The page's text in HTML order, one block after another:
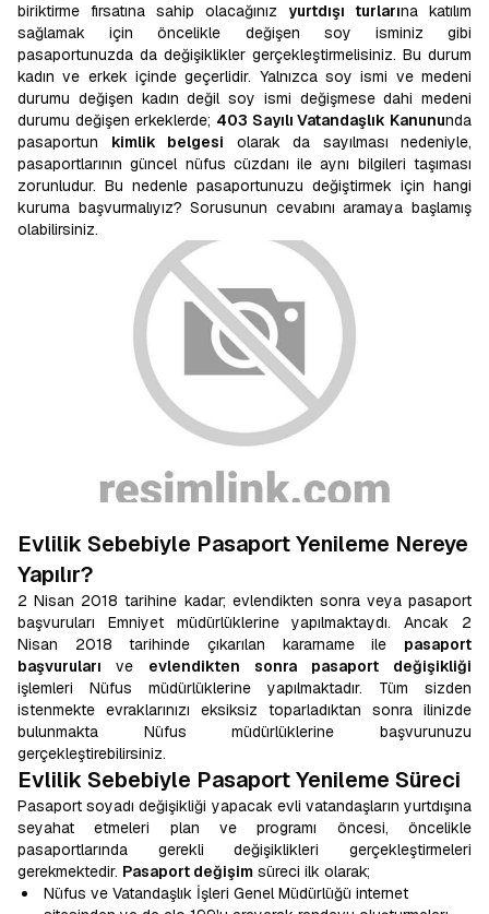
biriktirme fırsatına sahip olacağınız yurtdışı turlarına katılım
sağlamak için öncelikle değişen soy isminiz gibi
pasaportunuzda da değişiklikler gerçekleştirmelisiniz. Bu durum
kadın ve erkek içinde geçerlidir. Yalnızca soy ismi ve medeni
durumu değişen kadın değil soy ismi değişmese dahi medeni
durumu değişen erkeklerde; 403 Sayılı Vatandaşlık Kanununda
pasaportun kimlik belgesi olarak da sayılması nedeniyle,
pasaportlarının güncel nüfus cüzdanı ile aynı bilgileri taşıması
zorunludur. Bu nedenle pasaportunuzu değiştirmek için hangi
kuruma başvurmalıyız? Sorusunun cevabını aramaya başlamış
olabilirsiniz.
Evlilik Sebebiyle Pasaport Yenileme Nereye
Yapılır?
2 Nisan 2018 tarihine kadar; evlendikten sonra veya pasaport
başvuruları Emniyet müdürlüklerine yapılmaktaydı. Ancak 2
Nisan 2018 tarihinde çıkarılan kararname ile pasaport
başvuruları ve evlendikten sonra pasaport değişikliği
işlemleri Nüfus müdürlüklerine yapılmaktadır. Tüm sizden
istenmekte evraklarınızı eksiksiz toparladıktan sonra ilinizde
bulunmakta Nüfus müdürlüklerine başvurunuzu
gerçekleştirebilirsiniz.
Evlilik Sebebiyle Pasaport Yenileme Süreci
Pasaport soyadı değişikliği yapacak evli vatandaşların yurtdışına
seyahat etmeleri plan ve programı öncesi, öncelikle
pasaportlarında gerekli değişiklikleri gerçekleştirmeleri
gerekmektedir. Pasaport değişim süreci ilk olarak;
Nüfus ve Vatandaşlık İşleri Genel Müdürlüğü internet